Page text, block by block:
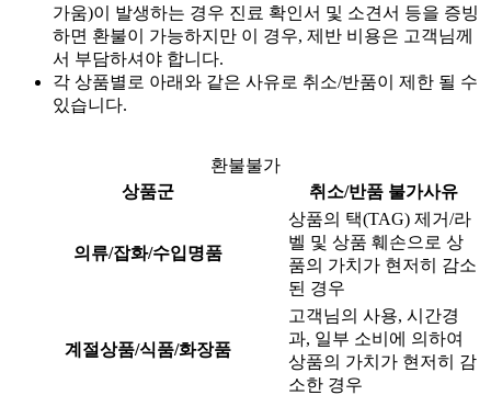
가움)이 발생하는 경우 진료 확인서 및 소견서 등을 증빙
하면 환불이 가능하지만 이 경우, 제반 비용은 고객님께
서 부담하셔야 합니다.
각 상품별로 아래와 같은 사유로 취소/반품이 제한 될 수
있습니다.
환불불가
상품군
취소/반품 불가사유
의류/잡화/수입명품
상품의 택(TAG) 제거/라
벨 및 상품 훼손으로 상
품의 가치가 현저히 감소
된 경우
계절상품/식품/화장품
고객님의 사용, 시간경
과, 일부 소비에 의하여
상품의 가치가 현저히 감
소한 경우